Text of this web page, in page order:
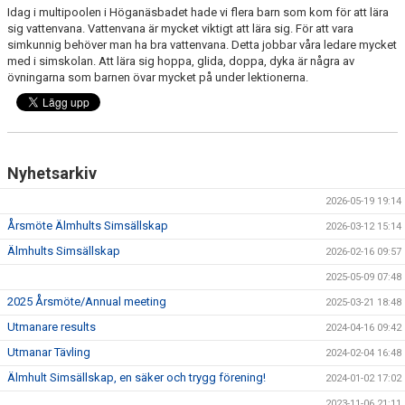
Idag i multipoolen i Höganäsbadet hade vi flera barn som kom för att lära
sig vattenvana. Vattenvana är mycket viktigt att lära sig. För att vara
simkunnig behöver man ha bra vattenvana. Detta jobbar våra ledare mycket
med i simskolan. Att lära sig hoppa, glida, doppa, dyka är några av
övningarna som barnen övar mycket på under lektionerna.
Nyhetsarkiv
2026-05-19 19:14
Årsmöte Älmhults Simsällskap 2026-03-12 15:14
Älmhults Simsällskap 2026-02-16 09:57
2025-05-09 07:48
2025 Årsmöte/Annual meeting 2025-03-21 18:48
Utmanare results 2024-04-16 09:42
Utmanar Tävling 2024-02-04 16:48
Älmhult Simsällskap, en säker och trygg förening! 2024-01-02 17:02